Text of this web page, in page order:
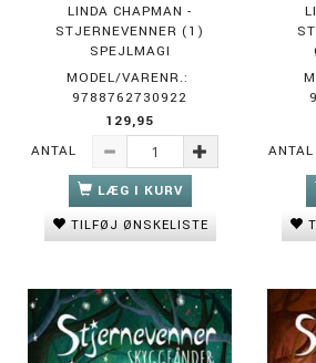
LINDA CHAPMAN -
STJERNEVENNER (1)
SPEJLMAGI
MODEL/VARENR.:
9788762730922
129,95
ANTAL
LÆG I KURV
TILFØJ ØNSKELISTE
ANTAL